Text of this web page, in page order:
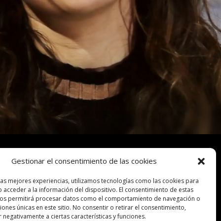
Gestionar el consentimiento de las cookies
mejores experiencias, utilizamos tecnologías como las cookies para
acceder a la información del dispositivo. El consentimiento de estas
permitirá procesar datos como el comportamiento de navegación o
únicas en este sitio. No consentir o retirar el consentimiento,
a ciertas características y funciones.